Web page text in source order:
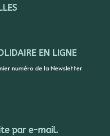
EN LIGNE
numéro de la Newsletter
par e-mail.